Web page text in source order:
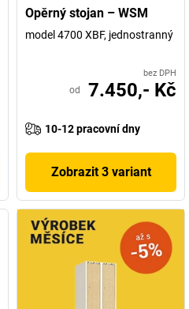
Opěrný stojan – WSM
model 4700 XBF, jednostranný
bez DPH
od 7.450,- Kč
10-12 pracovní dny
Zobrazit 3 variant